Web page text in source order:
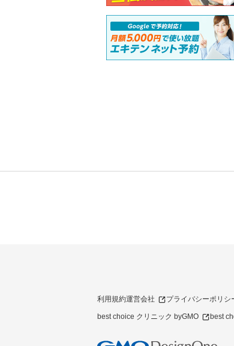
利用規約運営会社 プライバシーポリシ
best choice クリニック byGMO best